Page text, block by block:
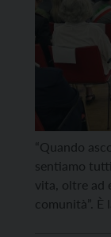
“Quando
sentiamo
vita, oltre ad
comunità”. È